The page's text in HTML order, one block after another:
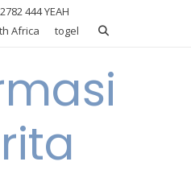
444 YEAH
Africa
togel